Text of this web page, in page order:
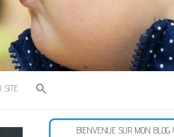
SITE
BIENVENUE SUR MON BLOG !